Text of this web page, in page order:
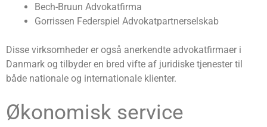
Bech-Bruun Advokatfirma
Gorrissen Federspiel Advokatpartnerselskab
Disse virksomheder er også anerkendte advokatfirmaer i
Danmark og tilbyder en bred vifte af juridiske tjenester til
både nationale og internationale klienter.
Økonomisk service